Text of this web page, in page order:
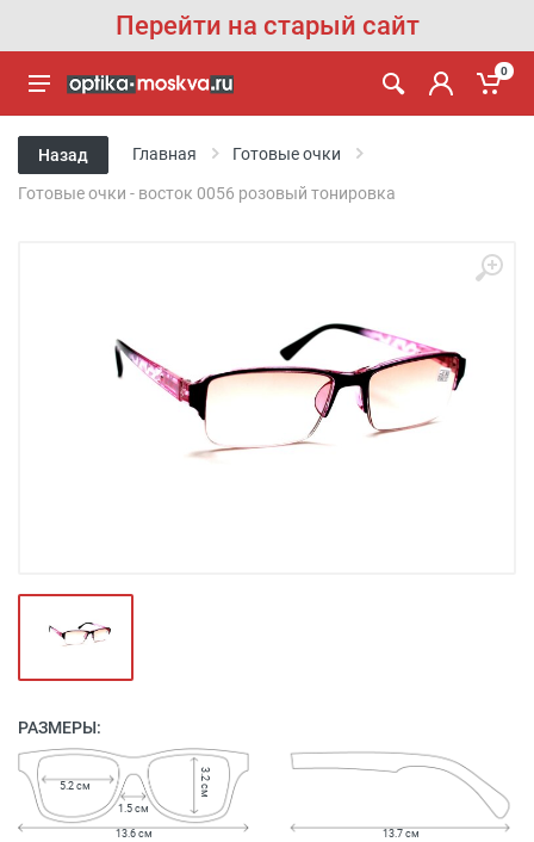
Перейти на старый сайт
0
Назад Главная Готовые очки
Готовые очки - восток 0056 розовый тонировка
РАЗМЕРЫ:
1.5 см
5.2 см 3.2 см
13.6 см 13.7 см